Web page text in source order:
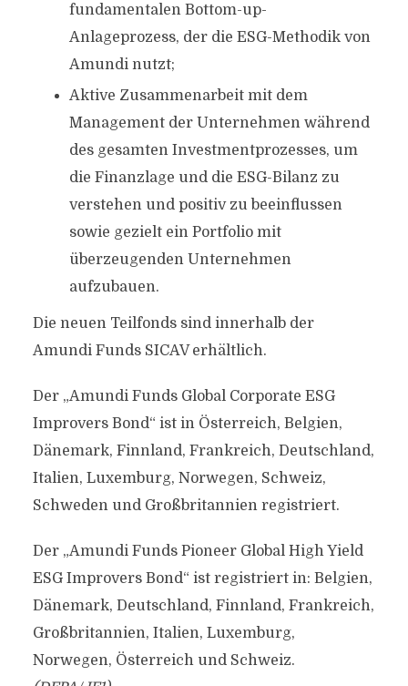
fundamentalen Bottom-up-
Anlageprozess, der die ESG-Methodik von
Amundi nutzt;
Aktive Zusammenarbeit mit dem
Management der Unternehmen während
des gesamten Investmentprozesses, um
die Finanzlage und die ESG-Bilanz zu
verstehen und positiv zu beeinflussen
sowie gezielt ein Portfolio mit
überzeugenden Unternehmen
aufzubauen.
Die neuen Teilfonds sind innerhalb der
Amundi Funds SICAV erhältlich.
Der „Amundi Funds Global Corporate ESG
Improvers Bond“ ist in Österreich, Belgien,
Dänemark, Finnland, Frankreich, Deutschland,
Italien, Luxemburg, Norwegen, Schweiz,
Schweden und Großbritannien registriert.
Der „Amundi Funds Pioneer Global High Yield
ESG Improvers Bond“ ist registriert in: Belgien,
Dänemark, Deutschland, Finnland, Frankreich,
Großbritannien, Italien, Luxemburg,
Norwegen, Österreich und Schweiz.